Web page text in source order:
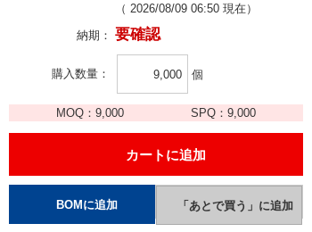
（ 2026/08/09 06:50 現在）
納期： 要確認
購入数量 個
MOQ： 9,000 SPQ：9,000